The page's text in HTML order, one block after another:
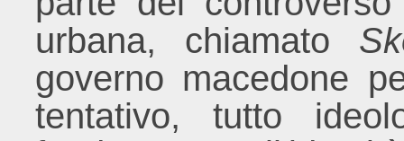
urbana, chiamato
governo macedone
tentativo, tutto